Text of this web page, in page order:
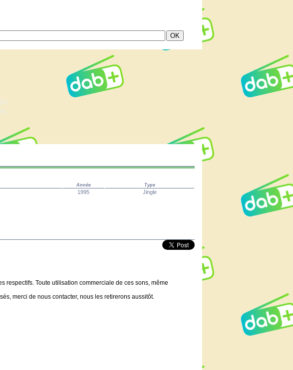
Année Type
1995 Jingle
respectifs. Toute utilisation commerciale de ces sons, même
merci de nous contacter, nous les retirerons aussitôt.